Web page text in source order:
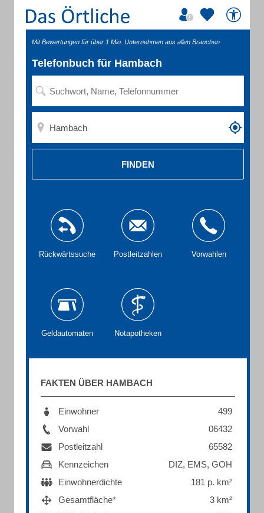
Mit Bewertungen für über 1 Mio. Unternehmen aus allen Branchen
Telefonbuch für Hambach
FINDEN
Rückwärtssuche Postleitzahlen Vorwahlen
Geldautomaten Notapotheken
FAKTEN ÜBER HAMBACH
Einwohner
499
Vorwahl
06432
Postleitzahl
65582
Kennzeichen
DIZ, EMS, GOH
Einwohnerdichte
181 p. km²
Gesamtfläche*
3 km²